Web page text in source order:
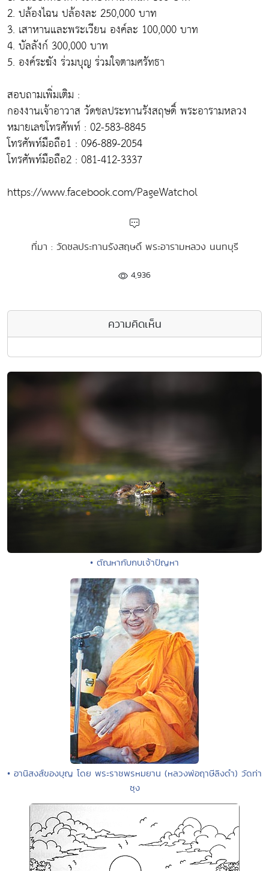
2. ปล้องไฉน ปล้องละ 250,000 บาท
3. เสาหานและพระเวียน องค์ละ 100,000 บาท
4. บัลลังก์ 300,000 บาท
5. องค์ระฆัง ร่วมบุญ ร่วมใจตามศรัทธา
สอบถามเพิ่มเติม :
กองงานเจ้าอาวาส วัดชลประทานรังสฤษดิ์ พระอารามหลวง
หมายเลขโทรศัพท์ : 02-583-8845
โทรศัพท์มือถือ1 : 096-889-2054
โทรศัพท์มือถือ2 : 081-412-3337
https://www.facebook.com/PageWatchol
ที่มา : วัดชลประทานรังสฤษดิ์ พระอารามหลวง นนทบุรี
4,936
ความคิดเห็น
• ตัณหากับกบเจ้าปัญหา
• อานิสงส์ของบุญ โดย พระราชพรหมยาน (หลวงพ่อฤาษีลิงดำ) วัดท่า
ซุง